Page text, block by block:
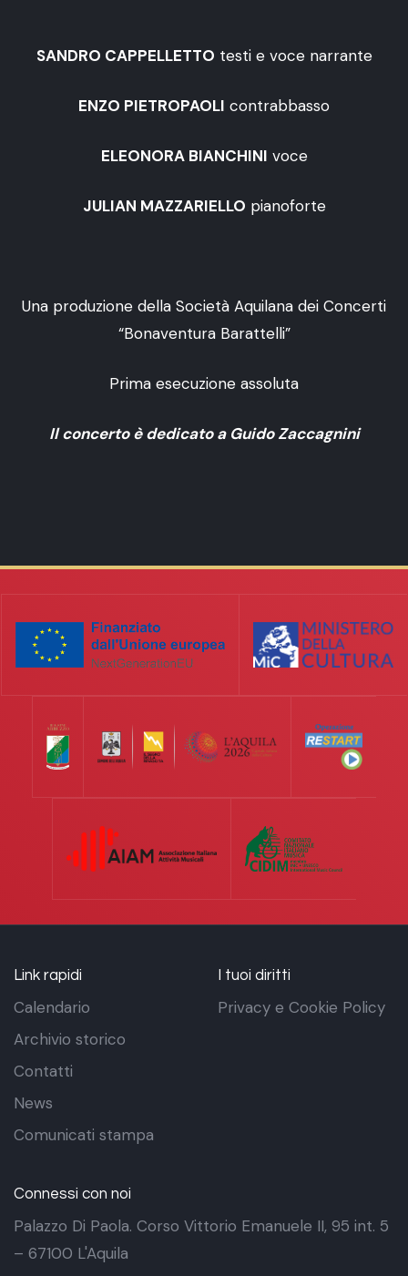
SANDRO CAPPELLETTO testi e voce narrante
ENZO PIETROPAOLI contrabbasso
ELEONORA BIANCHINI voce
JULIAN MAZZARIELLO pianoforte
Una produzione della Società Aquilana dei Concerti
“Bonaventura Barattelli”
Prima esecuzione assoluta
Il concerto è dedicato a Guido Zaccagnini
Link rapidi
Calendario
Archivio storico
Contatti
News
Comunicati stampa
I tuoi diritti
Privacy e Cookie Policy
Connessi con noi
Palazzo Di Paola. Corso Vittorio Emanuele II, 95 int. 5
– 67100 L'Aquila